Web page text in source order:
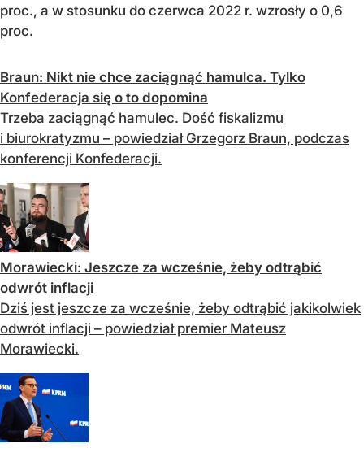
proc., a w stosunku do czerwca 2022 r. wzrosły o 0,6
proc.
Braun: Nikt nie chce zaciągnąć hamulca. Tylko
Konfederacja się o to dopomina
Trzeba zaciągnąć hamulec. Dość fiskalizmu
i biurokratyzmu – powiedział Grzegorz Braun, podczas
konferencji Konfederacji.
Morawiecki: Jeszcze za wcześnie, żeby odtrąbić
odwrót inflacji
Dziś jest jeszcze za wcześnie, żeby odtrąbić jakikolwiek
odwrót inflacji – powiedział premier Mateusz
Morawiecki.